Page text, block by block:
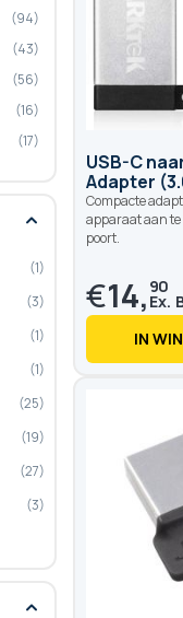
USB-C
Adapter
Compacte
apparaat aan te
poort.
€14, 90
IN
94
43
56
16
17
1
3
1
1
25
19
27
3